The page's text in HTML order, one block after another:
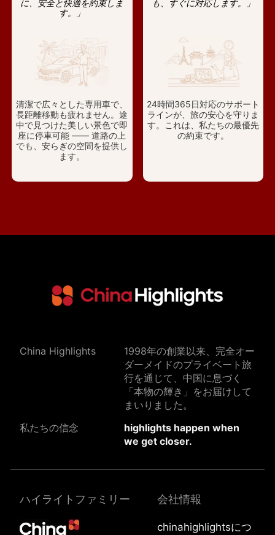
に、安全と快適を約束しま
す。」
清潔で広々とした専用車で、
長距離移動も疲れません。途
中で見つけた美しい景色で即
座に停車可能 —— 道路の上
でも、安らぎの空間を提供し
ます。
も、すぐに対応します。」
24時間365日対応のサポート
ラインが、旅の安心を守りま
す。これは、私たちの最優先
の約束です。
China Highlights
1998年の創業以来、完全オー
ダーメイドのプライベート旅
行を通じて、中国に息づく
「本物の輝き」をお届けして
まいりました。
私たちの信念
highlights happen when
we get closer.
ハイライトファミリー 会社情報
chinahighlightsにつ